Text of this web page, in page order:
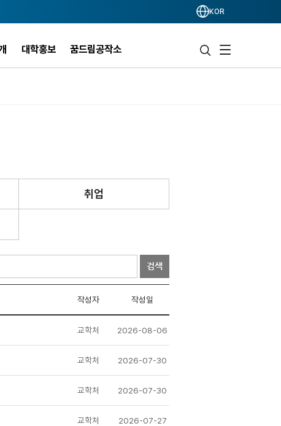
KOR
대학홍보 꿈드림공작소
취업
검색
작성자 작성일
교학처 2026-08-06
교학처 2026-07-30
교학처 2026-07-30
교학처 2026-07-27